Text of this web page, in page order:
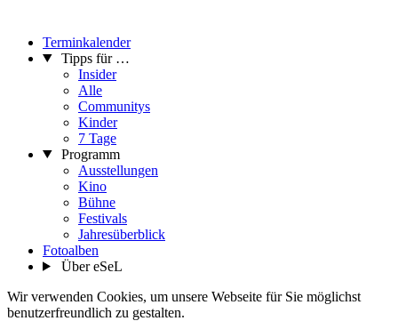
Terminkalender
Tipps für …
Insider
Alle
Communitys
Kinder
7 Tage
Programm
Ausstellungen
Kino
Bühne
Festivals
Jahresüberblick
Fotoalben
Über eSeL
Wir verwenden Cookies, um unsere Webseite für Sie möglichst
benutzerfreundlich zu gestalten.